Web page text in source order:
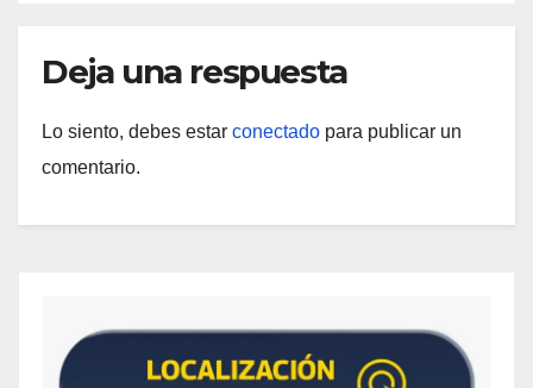
Deja una respuesta
Lo siento, debes estar conectado para publicar un
comentario.